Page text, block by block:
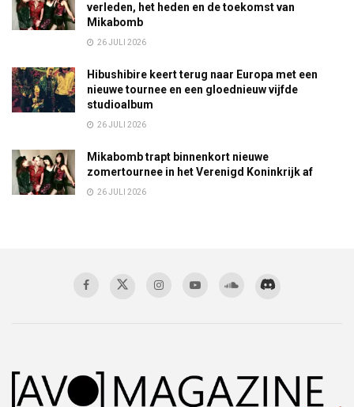
verleden, het heden en de toekomst van
Mikabomb
26 JULI 2026
Hibushibire keert terug naar Europa met een
nieuwe tournee en een gloednieuw vijfde
studioalbum
26 JULI 2026
Mikabomb trapt binnenkort nieuwe
zomertournee in het Verenigd Koninkrijk af
26 JULI 2026